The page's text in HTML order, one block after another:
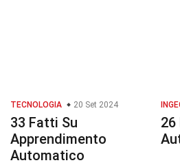
TECNOLOGIA 20 Set 2024
33 Fatti Su
Apprendimento
Automatico
26